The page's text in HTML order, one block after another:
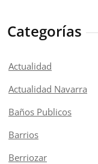
Categorías
Actualidad
Actualidad Navarra
Baños Publicos
Barrios
Berriozar